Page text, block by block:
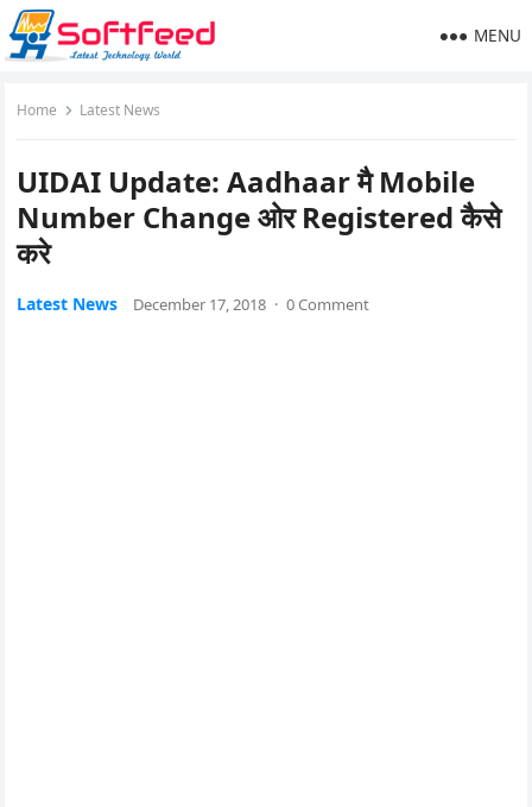
MENU
Home Latest News
UIDAI Update: Aadhaar मै Mobile
Number Change ओर Registered कैसे
करे
Latest News December 17, 2018 · 0 Comment